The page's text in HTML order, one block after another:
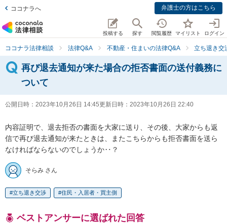
ココナラへ 弁護士の方はこちら
投稿する 探す 閲覧履歴 マイリスト ログイン
ココナラ法律相談 法律Q&A 不動産・住まいの法律Q&A 立ち退き交
再び退去通知が来た場合の拒否書面の送付義務に
ついて
公開日時： 2023年10月26日 14:45更新日時： 2023年10月26日 22:40
内容証明で、退去拒否の書面を大家に送り、その後、大家からも返
信で再び退去通知が来たときは、またこちらからも拒否書面を送ら
なければならないのでしょうか‥？
そらみ さん
立ち退き交渉 住民・入居者・買主側
ベストアンサーに選ばれた回答